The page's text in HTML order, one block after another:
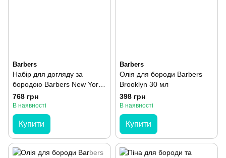
Barbers
Набір для догляду за
бородою Barbers New York
80 мл
768 грн
В наявності
Купити
Barbers
Олія для бороди Barbers
Brooklyn 30 мл
398 грн
В наявності
Купити